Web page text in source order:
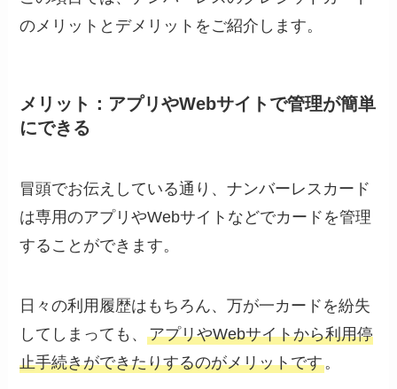
のメリットとデメリットをご紹介します。
メリット：アプリやWebサイトで管理が簡単
にできる
冒頭でお伝えしている通り、ナンバーレスカード
は専用のアプリやWebサイトなどでカードを管理
することができます。
日々の利用履歴はもちろん、万が一カードを紛失
してしまっても、アプリやWebサイトから利用停
止手続きができたりするのがメリットです。